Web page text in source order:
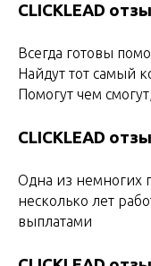
CLICKLEAD
Всегда готовы
Найдут тот самый
Помогут чем
CLICKLEAD
Одна из немногих
несколько лет
выплатами